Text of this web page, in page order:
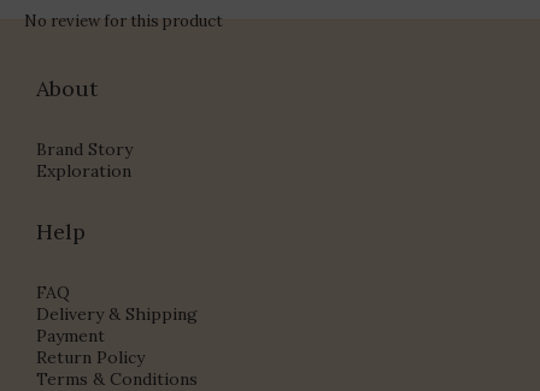
No review for this product
About
Brand Story
Exploration
Help
FAQ
Delivery & Shipping
Payment
Return Policy
Terms & Conditions